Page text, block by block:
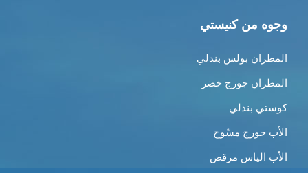
وجوه من كنيستي
المطران بولس بندلي
المطران جورج خضر
كوستي بندلي
الأب جورج مسّوح
الأب الياس مرقص